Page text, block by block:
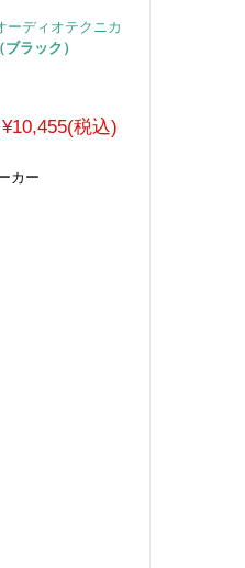
ーディオテクニカ
ラック）
¥10,455(税込)
カー